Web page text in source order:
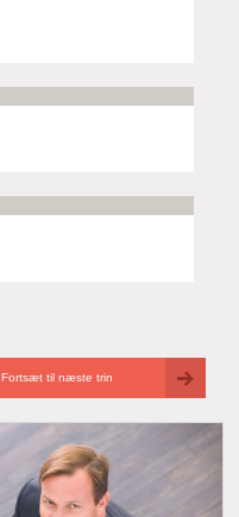
Fortsæt til næste trin